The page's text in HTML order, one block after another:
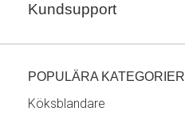
Kundsupport
POPULÄRA KATEGORIER
Köksblandare